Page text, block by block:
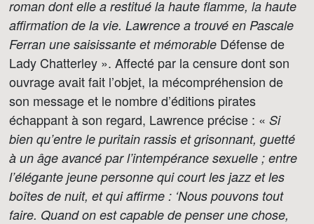
roman dont elle a restitué la haute flamme, la haute
affirmation de la vie. Lawrence a trouvé en Pascale
Ferran une saisissante et mémorable Défense de
Lady Chatterley ». Affecté par la censure dont son
ouvrage avait fait l’objet, la mécompréhension de
son message et le nombre d’éditions pirates
échappant à son regard, Lawrence précise : « Si
bien qu’entre le puritain rassis et grisonnant, guetté
à un âge avancé par l’intempérance sexuelle ; entre
l’élégante jeune personne qui court les jazz et les
boîtes de nuit, et qui affirme : ‘Nous pouvons tout
faire. Quand on est capable de penser une chose,